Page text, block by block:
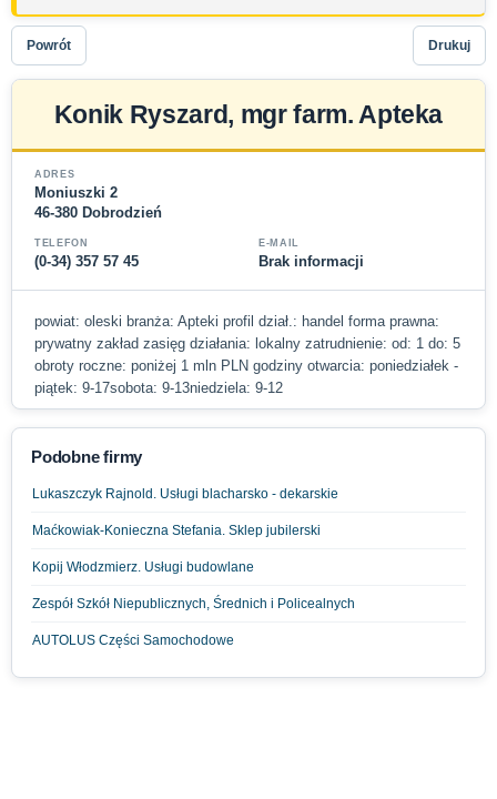
Powrót Drukuj
Konik Ryszard, mgr farm. Apteka
ADRES
Moniuszki 2
46-380 Dobrodzień
TELEFON
(0-34) 357 57 45
E-MAIL
Brak informacji
powiat: oleski branża: Apteki profil dział.: handel forma prawna:
prywatny zakład zasięg działania: lokalny zatrudnienie: od: 1 do: 5
obroty roczne: poniżej 1 mln PLN godziny otwarcia: poniedziałek -
piątek: 9-17sobota: 9-13niedziela: 9-12
Podobne firmy
Lukaszczyk Rajnold. Usługi blacharsko - dekarskie
Maćkowiak-Konieczna Stefania. Sklep jubilerski
Kopij Włodzmierz. Usługi budowlane
Zespół Szkół Niepublicznych, Średnich i Policealnych
AUTOLUS Części Samochodowe